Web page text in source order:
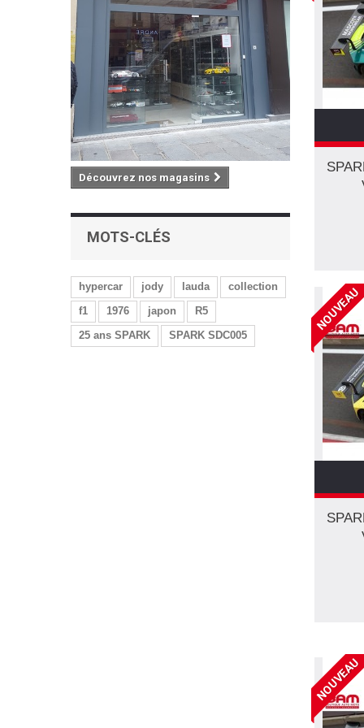
(5)
(3)
(3)
(3)
(4)
(4)
48(4)
49(2)
50(3)
52(1)
54(3)
56(3)
57(1)
58(1)
59(2)
Découvrez nos magasins
MOTS-CLÉS
hypercar jody lauda
collection
f1
1976 japon
R5
25 ans SPARK
SPARK SDC005
NOUVEAU
NOUVEAU